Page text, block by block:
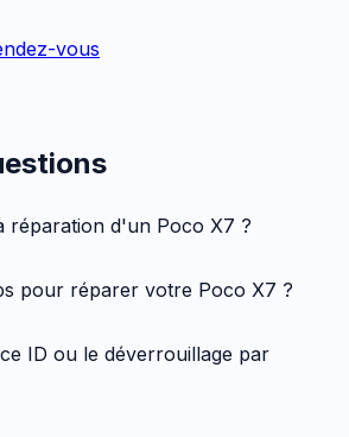
vous
réparation d'un Poco X7 ?
pour réparer votre Poco X7 ?
ID ou le déverrouillage par